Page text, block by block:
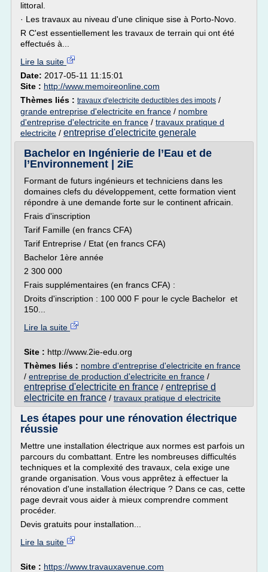
littoral.
· Les travaux au niveau d'une clinique sise à Porto-Novo.
R C'est essentiellement les travaux de terrain qui ont été
effectués à...
Lire la suite
Date: 2017-05-11 11:15:01
Site : http://www.memoireonline.com
Thèmes liés : travaux d'electricite deductibles des impots /
grande entreprise d'electricite en france / nombre
d'entreprise d'electricite en france / travaux pratique d
electricite / entreprise d'electricite generale
Bachelor en Ingénierie de l’Eau et de
l’Environnement | 2iE
Formant de futurs ingénieurs et techniciens dans les
domaines clefs du développement, cette formation vient
répondre à une demande forte sur le continent africain.
Frais d'inscription
Tarif Famille (en francs CFA)
Tarif Entreprise / Etat (en francs CFA)
Bachelor 1ère année
2 300 000
Frais supplémentaires (en francs CFA) :
Droits d'inscription : 100 000 F pour le cycle Bachelor et
150...
Lire la suite
Site : http://www.2ie-edu.org
Thèmes liés : nombre d'entreprise d'electricite en france
/ entreprise de production d'electricite en france /
entreprise d'electricite en france / entreprise d
electricite en france / travaux pratique d electricite
Les étapes pour une rénovation électrique
réussie
Mettre une installation électrique aux normes est parfois un
parcours du combattant. Entre les nombreuses difficultés
techniques et la complexité des travaux, cela exige une
grande organisation. Vous vous apprêtez à effectuer la
rénovation d'une installation électrique ? Dans ce cas, cette
page devrait vous aider à mieux comprendre comment
procéder.
Devis gratuits pour installation...
Lire la suite
Site : https://www.travauxavenue.com